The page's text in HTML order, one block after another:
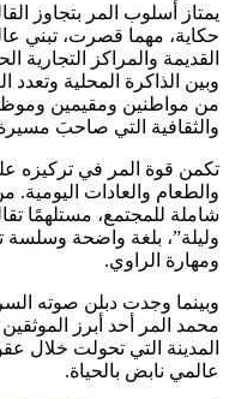
يمتاز أسلوب المر بتجاوز
حكاية، مهما قصرت، تبني
القديمة والمراكز التجارية
وبين الذاكرة المحلية
من مواطنين ومقيمين
والثقافية التي صاحبَ مسيرة
تكمن قوة المر في تركيزه
والطعام والعادات
شاملة للمجتمع، مستلهمًا
وليلة”، بلغة واضحة
ومهارة الراوي.
وبينما وجدت دبلن صوته
محمد المر أحد أبرز
المدينة التي تحولت خلال
عالمي نابض بالحياة.